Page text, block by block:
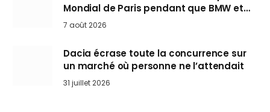
Mondial de Paris pendant que BMW et
Mini désertent le salon
7 août 2026
Dacia écrase toute la concurrence sur
un marché où personne ne l’attendait
31 juillet 2026